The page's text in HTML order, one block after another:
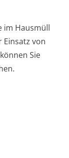
im Hausmüll
von
Sie